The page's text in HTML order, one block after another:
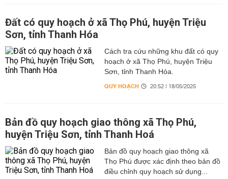
Đất có quy hoạch ở xã Thọ Phú, huyện Triệu
Sơn, tỉnh Thanh Hóa
Cách tra cứu những khu đất có quy
hoạch ở xã Thọ Phú, huyện Triệu
Sơn, tỉnh Thanh Hóa.
QUY HOẠCH 20:52 | 18/05/2025
Bản đồ quy hoạch giao thông xã Thọ Phú,
huyện Triệu Sơn, tỉnh Thanh Hoá
Bản đồ quy hoạch giao thông xã
Thọ Phú được xác định theo bản đồ
điều chỉnh quy hoạch sử dụng...